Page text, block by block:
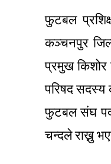
फुटबल
कञ्चनपुर
प्रमुख किशोर
परिषद सदस्य
फुटबल संघ
चन्दले राख्नु